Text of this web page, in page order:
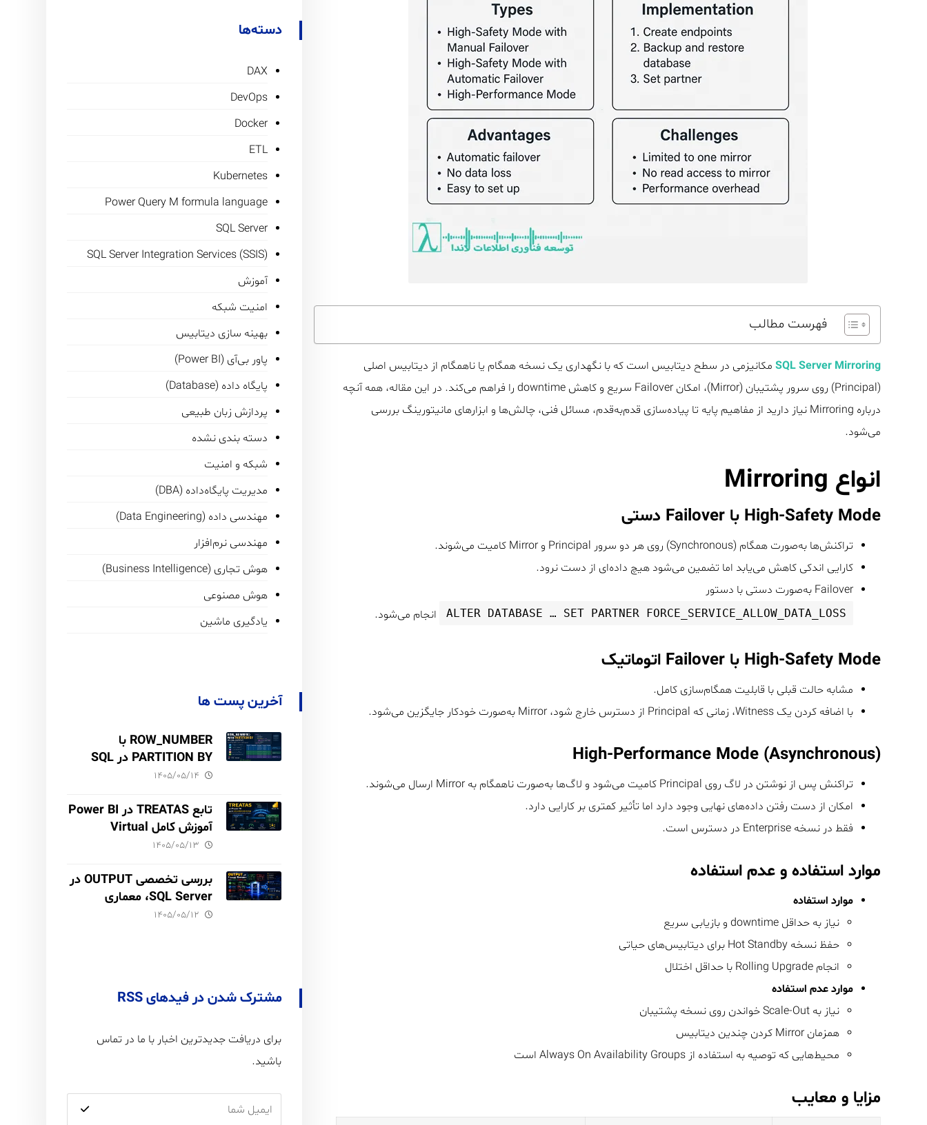
فهرست مطالب
SQL Server Mirroring مکانیزمی در سطح دیتابیس است که با نگهداری یک نسخه همگام یا ناهمگام از دیتابیس اصلی
(Principal) روی سرور پشتیبان (Mirror)، امکان Failover سریع و کاهش downtime را فراهم می‌کند. در این مقاله، همه آنچه
درباره Mirroring نیاز دارید از مفاهیم پایه تا پیاده‌سازی قدم‌به‌قدم، مسائل فنی، چالش‌ها و ابزارهای مانیتورینگ بررسی
می‌شود.
انواع Mirroring
High-Safety Mode با Failover دستی
تراکنش‌ها به‌صورت همگام (Synchronous) روی هر دو سرور Principal و Mirror کامیت می‌شوند.
کارایی اندکی کاهش می‌یابد اما تضمین می‌شود هیچ داده‌ای از دست نرود.
Failover به‌صورت دستی با دستور
ALTER DATABASE … SET PARTNER FORCE_SERVICE_ALLOW_DATA_LOSS انجام می‌شود.
High-Safety Mode با Failover اتوماتیک
مشابه حالت قبلی با قابلیت همگام‌سازی کامل.
با اضافه کردن یک Witness، زمانی که Principal از دسترس خارج شود، Mirror به‌صورت خودکار جایگزین می‌شود.
High-Performance Mode (Asynchronous)
تراکنش پس از نوشتن در لاگ روی Principal کامیت می‌شود و لاگ‌ها به‌صورت ناهمگام به Mirror ارسال می‌شوند.
امکان از دست رفتن داده‌های نهایی وجود دارد اما تأثیر کمتری بر کارایی دارد.
فقط در نسخه Enterprise در دسترس است.
موارد استفاده و عدم استفاده
موارد استفاده
نیاز به حداقل downtime و بازیابی سریع
حفظ نسخه Hot Standby برای دیتابیس‌های حیاتی
انجام Rolling Upgrade با حداقل اختلال
موارد عدم استفاده
نیاز به Scale-Out خواندن روی نسخه پشتیبان
همزمان Mirror کردن چندین دیتابیس
محیط‌هایی که توصیه به استفاده از Always On Availability Groups است
مزایا و معایب
دسته‌ها
DAX
DevOps
Docker
ETL
Kubernetes
Power Query M formula language
SQL Server
SQL Server Integration Services (SSIS)
آموزش
امنیت شبکه
بهینه سازی دیتابیس
پاور بی‌آی (Power BI)
پایگاه داده (Database)
پردازش زبان طبیعی
دسته بندی نشده
شبکه و امنیت
مدیریت پایگاه‌داده (DBA)
مهندسی داده (Data Engineering)
مهندسی نرم‌افزار
هوش تجاری (Business Intelligence)
هوش مصنوعی
یادگیری ماشین
آخرین پست ها
ROW_NUMBER با
PARTITION BY در SQL
Server آموزش کامل با مثال۱۴۰۵/۰۵/۱۴
تابع TREATAS در Power BI
آموزش کامل Virtual
Relationship،
USERELATIONSHIP
۱۴۰۵/۰۵/۱۳
بررسی تخصصی OUTPUT در
SQL Server، معماری
۱۴۰۵/۰۵/۱۲
مشترک شدن در فیدهای RSS
برای دریافت جدیدترین اخبار با ما در تماس
باشید.